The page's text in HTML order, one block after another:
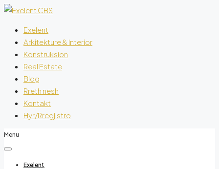
Exelent
Arkitekture & Interior
Konstruksion
Real Estate
Blog
Rreth nesh
Kontakt
Hyr/Rregjistro
Menu
Exelent